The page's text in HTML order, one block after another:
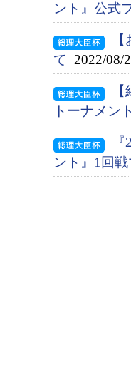
ント』公式
て 2022/08/
トーナメン
ント』1回